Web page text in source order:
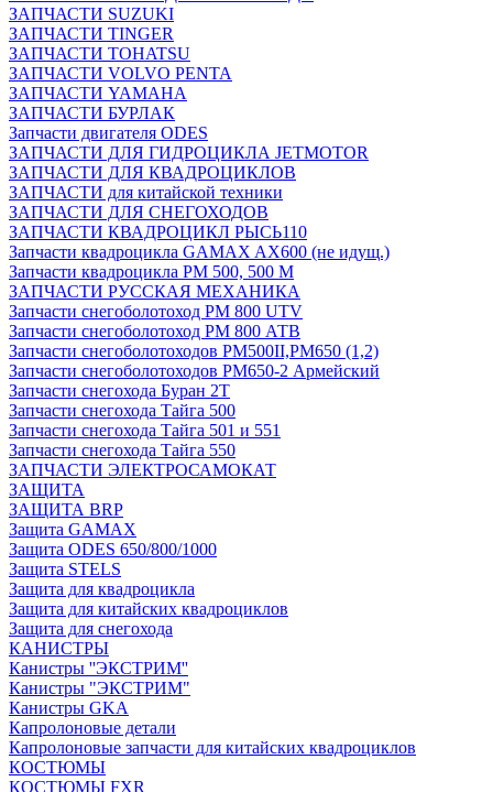
ЗАПЧАСТИ SUZUKI
ЗАПЧАСТИ TINGER
ЗАПЧАСТИ TOHATSU
ЗАПЧАСТИ VOLVO PENTA
ЗАПЧАСТИ YAMAHA
ЗАПЧАСТИ БУРЛАК
Запчасти двигателя ODES
ЗАПЧАСТИ ДЛЯ ГИДРОЦИКЛА JETMOTOR
ЗАПЧАСТИ ДЛЯ КВАДРОЦИКЛОВ
ЗАПЧАСТИ для китайской техники
ЗАПЧАСТИ ДЛЯ СНЕГОХОДОВ
ЗАПЧАСТИ КВАДРОЦИКЛ РЫСЬ110
Запчасти квадроцикла GAMAX AX600 (не идущ.)
Запчасти квадроцикла РМ 500, 500 М
ЗАПЧАСТИ РУССКАЯ МЕХАНИКА
Запчасти снегоболотоход РМ 800 UTV
Запчасти снегоболотоход РМ 800 АТВ
Запчасти снегоболотоходов РМ500II,РМ650 (1,2)
Запчасти снегоболотоходов РМ650-2 Армейский
Запчасти снегохода Буран 2Т
Запчасти снегохода Тайга 500
Запчасти снегохода Тайга 501 и 551
Запчасти снегохода Тайга 550
ЗАПЧАСТИ ЭЛЕКТРОСАМОКАТ
ЗАЩИТА
ЗАЩИТА BRP
Защита GAMAX
Защита ODES 650/800/1000
Защита STELS
Защита для квадроцикла
Защита для китайских квадроциклов
Защита для снегохода
КАНИСТРЫ
Канистры ''ЭКСТРИМ''
Канистры "ЭКСТРИМ"
Канистры GKA
Капролоновые детали
Капролоновые запчасти для китайских квадроциклов
КОСТЮМЫ
КОСТЮМЫ FXR